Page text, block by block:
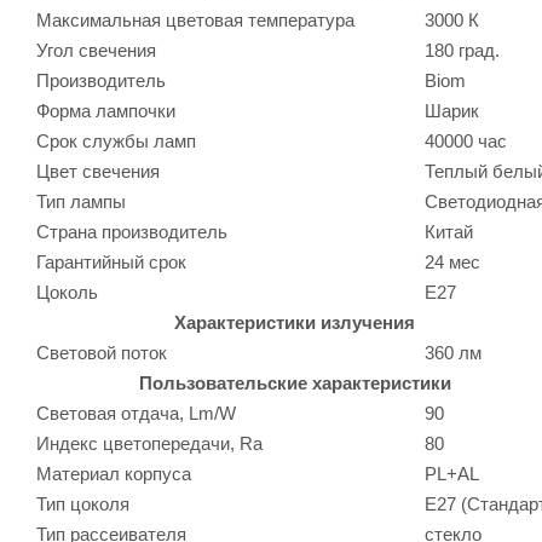
Максимальная цветовая температура
3000 К
Угол свечения
180 град.
Производитель
Biom
Форма лампочки
Шарик
Срок службы ламп
40000 час
Цвет свечения
Теплый
Тип лампы
Страна производитель
Китай
Гарантийный срок
24 мес
Цоколь
E27
Характеристики излучения
Световой поток
360 лм
Пользовательские характеристики
Световая отдача, Lm/W
90
Индекс цветопередачи, Ra
80
Материал корпуса
PL+AL
Тип цоколя
E27
Тип рассеивателя
стекло